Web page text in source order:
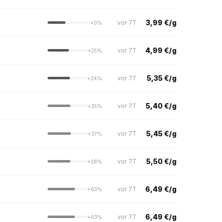
+0% vor 7T 3,99 €/g
+25% vor 7T 4,99 €/g
+34% vor 7T 5,35 €/g
+35% vor 7T 5,40 €/g
+37% vor 7T 5,45 €/g
+38% vor 7T 5,50 €/g
+63% vor 7T 6,49 €/g
+63% vor 7T 6,49 €/g